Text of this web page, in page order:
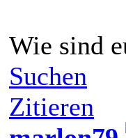
Wie sind
Suchen
Zitieren